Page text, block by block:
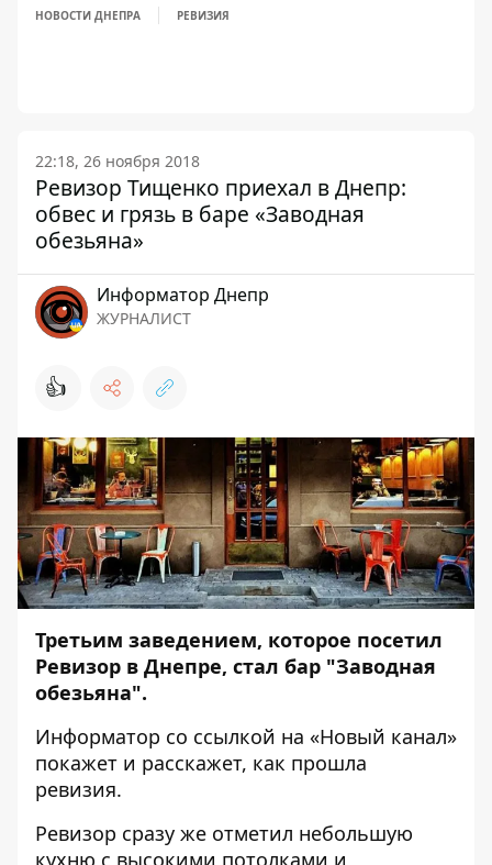
НОВОСТИ ДНЕПРА РЕВИЗИЯ
22:18, 26 ноября 2018
Ревизор Тищенко приехал в Днепр:
обвес и грязь в баре «Заводная
обезьяна»
Информатор Днепр
ЖУРНАЛИСТ
👍
Третьим заведением, которое посетил
Ревизор в Днепре, стал бар "Заводная
обезьяна".
Информатор со ссылкой на «Новый канал»
покажет и расскажет, как прошла
ревизия.
Ревизор сразу же отметил небольшую
кухню с высокими потолками и